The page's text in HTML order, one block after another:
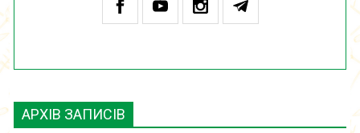
АРХІВ ЗАПИСІВ